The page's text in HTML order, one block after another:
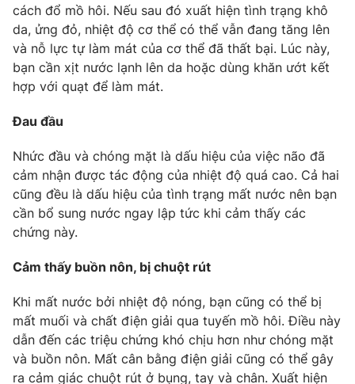
Liên hệ tòa soạn English
Theo dõi báo trên
Cơ quan chủ quản:
Giấy phép hoạt động báo in và báo điện tử số 483/GP-BTTTT
Tổng Biên tập: Vũ Thanh Thủy
Phó Tổng Biên tập:
Nguyễn Thị Mỹ Hạnh, Phạm Quốc Thắng,
Nguyễn Trọng Ninh
Tổng đài VTV: 024.38 355 931 - 024.38 355 932
cách đổ mồ hôi. Nếu sau đó xuất hiện tình trạng khô
da, ửng đỏ, nhiệt độ cơ thể có thể vẫn đang tăng lên
và nỗ lực tự làm mát của cơ thể đã thất bại. Lúc này,
bạn cần xịt nước lạnh lên da hoặc dùng khăn ướt kết
hợp với quạt để làm mát.
Đau đầu
Nhức đầu và chóng mặt là dấu hiệu của việc não đã
cảm nhận được tác động của nhiệt độ quá cao. Cả hai
cũng đều là dấu hiệu của tình trạng mất nước nên bạn
cần bổ sung nước ngay lập tức khi cảm thấy các
chứng này.
Cảm thấy buồn nôn, bị chuột rút
Khi mất nước bởi nhiệt độ nóng, bạn cũng có thể bị
mất muối và chất điện giải qua tuyến mồ hôi. Điều này
dẫn đến các triệu chứng khó chịu hơn như chóng mặt
và buồn nôn. Mất cân bằng điện giải cũng có thể gây
ra cảm giác chuột rút ở bụng, tay và chân. Xuất hiện